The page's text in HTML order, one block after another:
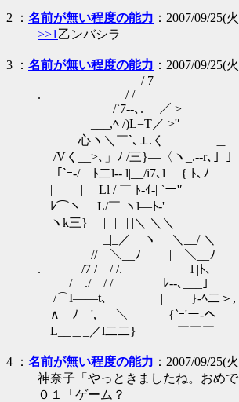
2 ： 名前が無い程度の能力 ：2007/09/25(
>>1 乙ンバシラ
3 ： 名前が無い程度の能力 ：2007/09/25(
/ 7
. / /
/`7--､. ／ >
___,ﾍ /)L=T／ >'′
心ヽ＼￣`､⊥.く ＿
/Vく__>､」ﾉ /三}―〈ヽ_.-‐r､」」
「`ｰ-/ ﾄ二l-- l|__/i7､l { ﾄ､ﾉ
| | Ll / ￣ ﾄ-ｲ-| `ー'′
ﾚ⌒ヽ L/￣ ヽl―ﾄ-'
ヽk三} | | | _| |＼ ＼＼_
_|_／ ヽ ＼__/ ＼
// ＼__ﾉ | ＼__ﾉ
. /7 / / /. | l |ﾄ､
/ ./ / / ﾚ--､___」
/⌒I――t､ | }‐ﾍ二＞,
∧__ﾉ ', ― ＼ {`ｰ'ー‐へ____
L__＿_／l二二} ￣￣￣
4 ： 名前が無い程度の能力 ：2007/09/25(
神奈子「やっときましたね。おめ
０１「ゲーム？